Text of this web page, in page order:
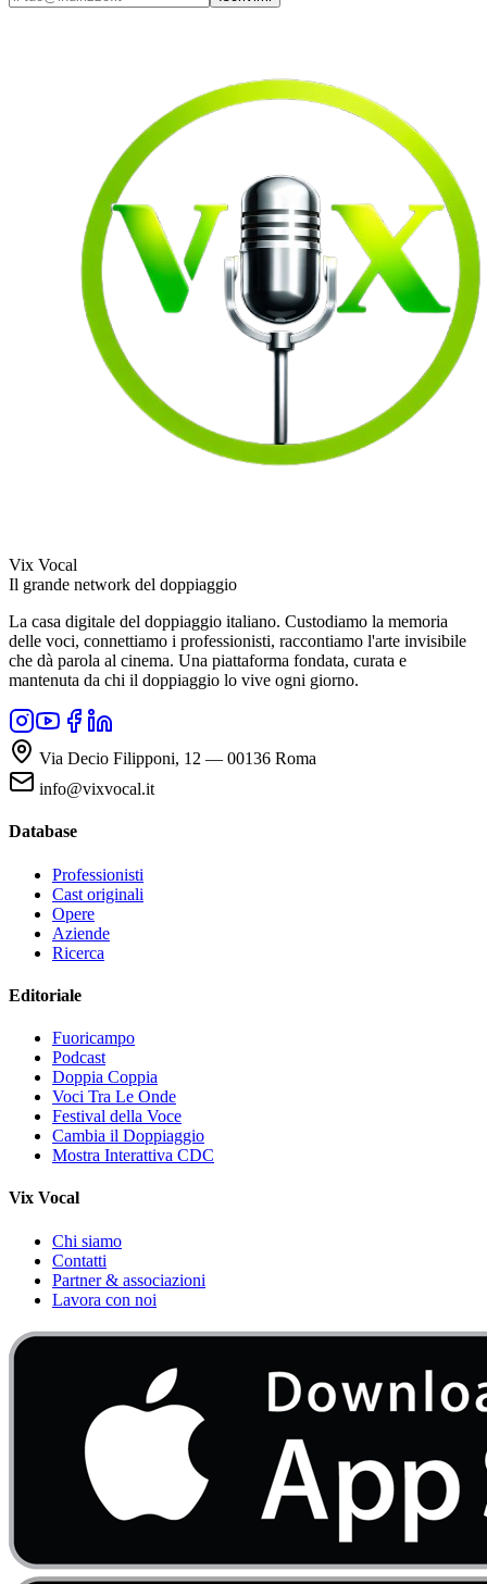
Vix Vocal
Il grande network del doppiaggio
La casa digitale del doppiaggio italiano. Custodiamo la memoria
delle voci, connettiamo i professionisti, raccontiamo l'arte invisibile
che dà parola al cinema. Una piattaforma fondata, curata e
mantenuta da chi il doppiaggio lo vive ogni giorno.
Via Decio Filipponi, 12 — 00136 Roma
info@vixvocal.it
Database
Professionisti
Cast originali
Opere
Aziende
Ricerca
Editoriale
Fuoricampo
Podcast
Doppia Coppia
Voci Tra Le Onde
Festival della Voce
Cambia il Doppiaggio
Mostra Interattiva CDC
Vix Vocal
Chi siamo
Contatti
Partner & associazioni
Lavora con noi